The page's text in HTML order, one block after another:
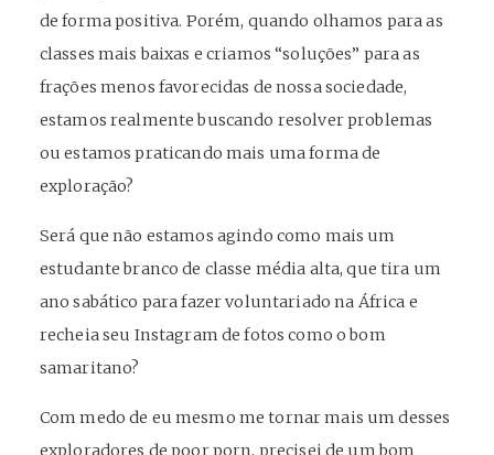
de forma positiva. Porém, quando olhamos para as
classes mais baixas e criamos “soluções” para as
frações menos favorecidas de nossa sociedade,
estamos realmente buscando resolver problemas
ou estamos praticando mais uma forma de
exploração?
Será que não estamos agindo como mais um
estudante branco de classe média alta, que tira um
ano sabático para fazer voluntariado na África e
recheia seu Instagram de fotos como o bom
samaritano?
Com medo de eu mesmo me tornar mais um desses
exploradores de poor porn, precisei de um bom